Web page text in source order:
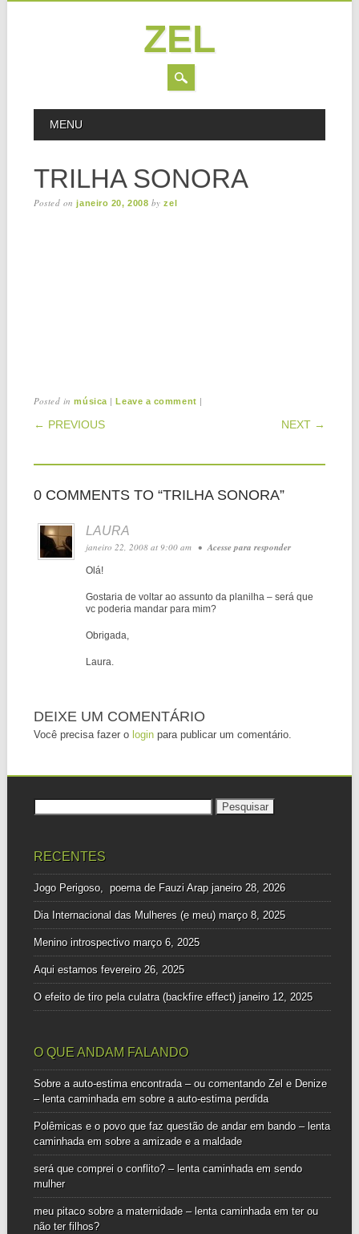
ZEL
MAIN MENU
MENU
TRILHA SONORA
Posted onjaneiro 20, 2008 byzel
Posted inmúsica |Leave a comment |
POST NAVIGATION
← PREVIOUS NEXT →
0 COMMENTS TO “TRILHA SONORA”
LAURA
janeiro 22, 2008 at 9:00 am • Acesse para responder
Olá!
Gostaria de voltar ao assunto da planilha – será que
vc poderia mandar para mim?
Obrigada,
Laura.
DEIXE UM COMENTÁRIO
Você precisa fazer o loginpara publicar um comentário.
RECENTES
Jogo Perigoso, poema de Fauzi Arap janeiro 28, 2026
Dia Internacional das Mulheres (e meu) março 8, 2025
Menino introspectivo março 6, 2025
Aqui estamos fevereiro 26, 2025
O efeito de tiro pela culatra (backfire effect) janeiro 12, 2025
O QUE ANDAM FALANDO
Sobre a auto-estima encontrada – ou comentando Zel e Denize
– lenta caminhadaem sobre a auto-estima perdida
Polêmicas e o povo que faz questão de andar em bando – lenta
caminhadaem sobre a amizade e a maldade
será que comprei o conflito? – lenta caminhadaem sendo
mulher
meu pitaco sobre a maternidade – lenta caminhadaem ter ou
não ter filhos?